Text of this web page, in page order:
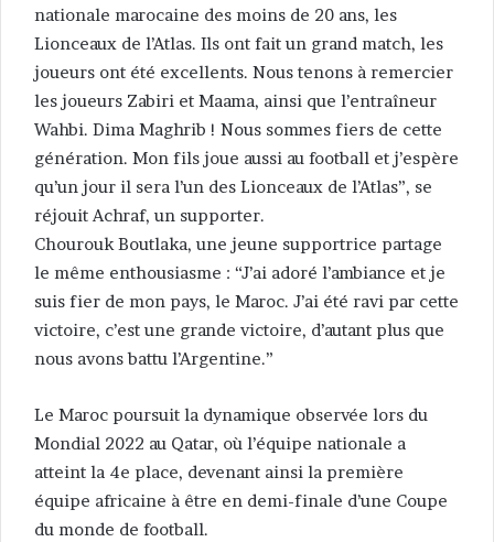
nationale marocaine des moins de 20 ans, les
Lionceaux de l’Atlas. Ils ont fait un grand match, les
joueurs ont été excellents. Nous tenons à remercier
les joueurs Zabiri et Maama, ainsi que l’entraîneur
Wahbi. Dima Maghrib ! Nous sommes fiers de cette
génération. Mon fils joue aussi au football et j’espère
qu’un jour il sera l’un des Lionceaux de l’Atlas”, se
réjouit Achraf, un supporter.
Chourouk Boutlaka, une jeune supportrice partage
le même enthousiasme : “J’ai adoré l’ambiance et je
suis fier de mon pays, le Maroc. J’ai été ravi par cette
victoire, c’est une grande victoire, d’autant plus que
nous avons battu l’Argentine.”
Le Maroc poursuit la dynamique observée lors du
Mondial 2022 au Qatar, où l’équipe nationale a
atteint la 4e place, devenant ainsi la première
équipe africaine à être en demi-finale d’une Coupe
du monde de football.